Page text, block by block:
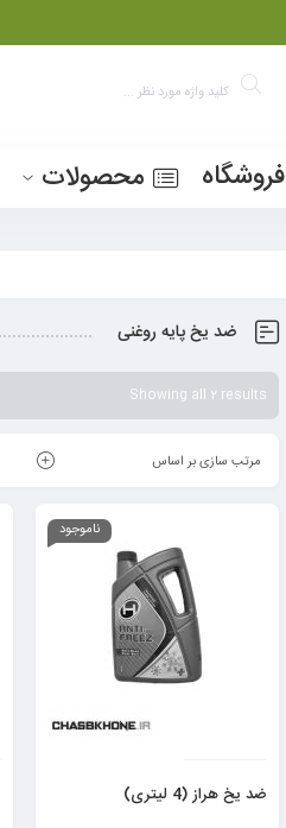
فروشگاه محصولات
ضد یخ پایه روغنی
Showing all 2 results
مرتب سازی بر اساس
ناموجود
ضد یخ هراز (4 لیتری)